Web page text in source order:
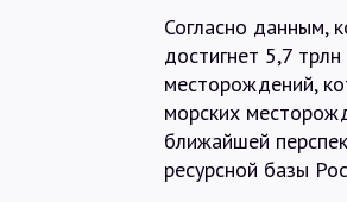
Согласно данным,
достигнет 5,7
месторождений,
морских
ближайшей
ресурсной базы